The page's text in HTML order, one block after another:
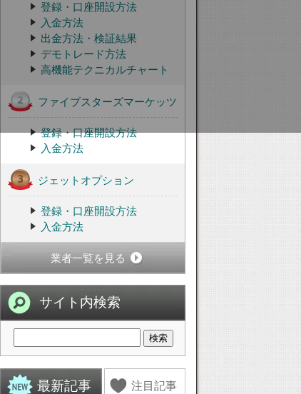
登録・口座開設方法
入金方法
出金方法・検証結果
デモトレード方法
高機能テクニカルチャート
ファイブスターズマーケッツ
登録・口座開設方法
入金方法
ジェットオプション
登録・口座開設方法
入金方法
業者一覧を見る
サイト内検索
最新記事 注目記事